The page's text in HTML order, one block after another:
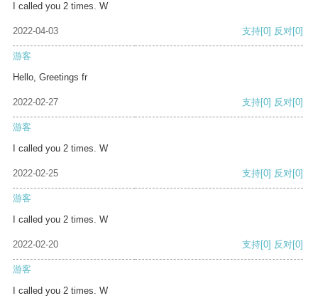
I called you 2 times. W
2022-04-03 支持[0] 反对[0]
游客
Hello, Greetings fr
2022-02-27 支持[0] 反对[0]
游客
I called you 2 times. W
2022-02-25 支持[0] 反对[0]
游客
I called you 2 times. W
2022-02-20 支持[0] 反对[0]
游客
I called you 2 times. W